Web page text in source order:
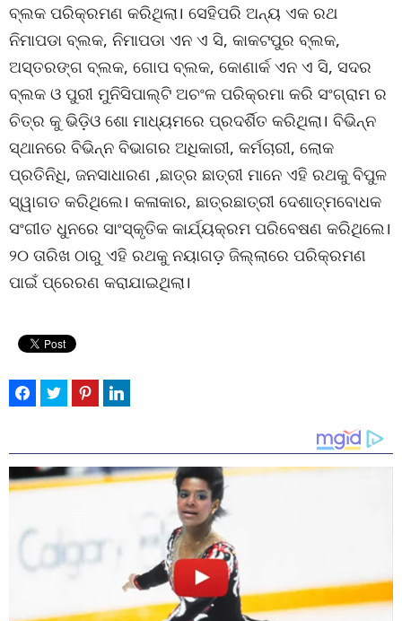
ବ୍ଲକ ପରିକ୍ରମଣ କରିଥିଲା। ସେହିପରି ଅନ୍ୟ ଏକ ରଥ
ନିମାପଡା ବ୍ଲକ, ନିମାପଡା ଏନ ଏ ସି, କାକଟପୁର ବ୍ଲକ,
ଅସ୍ତରଙ୍ଗ ବ୍ଲକ, ଗୋପ ବ୍ଲକ, କୋଣାର୍କ ଏନ ଏ ସି, ସଦର
ବ୍ଲକ ଓ ପୁରୀ ମୁନିସିପାଲ୍ଟି ଅଚଂଳ ପରିକ୍ରମା କରି ସଂଗ୍ରାମ ର
ଚିତ୍ର କୁ ଭିଡ଼ିଓ ଶୋ ମାଧ୍ୟମରେ ପ୍ରଦର୍ଶିତ କରିଥିଲା। ବିଭିନ୍ନ
ସ୍ଥାନରେ ବିଭିନ୍ନ ବିଭାଗର ଅଧିକାରୀ, କର୍ମଚାରୀ, ଲୋକ
ପ୍ରତିନିଧି, ଜନସାଧାରଣ ,ଛାତ୍ର ଛାତ୍ରୀ ମାନେ ଏହି ରଥକୁ ବିପୁଳ
ସ୍ୱାଗତ କରିଥିଲେ। କଳାକାର, ଛାତ୍ରଛାତ୍ରୀ ଦେଶାତ୍ମବୋଧକ
ସଂଗୀତ ଧୁନରେ ସାଂସ୍କୃତିକ କାର୍ଯ୍ୟକ୍ରମ ପରିବେଷଣ କରିଥିଲେ।
୨୦ ତାରିଖ ଠାରୁ ଏହି ରଥକୁ ନୟାଗଡ଼ ଜିଲ୍ଲାରେ ପରିକ୍ରମଣ
ପାଇଁ ପ୍ରେରଣ କରାଯାଇଥିଲା।